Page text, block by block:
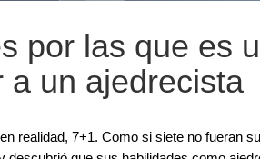
por las que es
a un ajedrecista
realidad, 7+1. Como si siete no fueran